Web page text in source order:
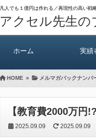
凡人でも１億円は作れる／再現性の高い戦
アクセル先生の
ホーム 実績
HOME » メルマガバックナンバ
【教育費2000万円
2025.09.09 2025.09.09